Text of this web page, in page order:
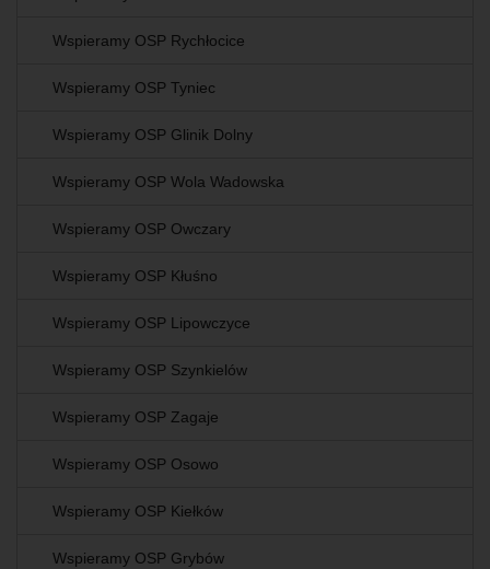
Wspieramy OSP Rychłocice
Wspieramy OSP Tyniec
Wspieramy OSP Glinik Dolny
Wspieramy OSP Wola Wadowska
Wspieramy OSP Owczary
Wspieramy OSP Kłuśno
Wspieramy OSP Lipowczyce
Wspieramy OSP Szynkielów
Wspieramy OSP Zagaje
Wspieramy OSP Osowo
Wspieramy OSP Kiełków
Wspieramy OSP Grybów